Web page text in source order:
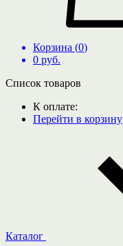
Корзина (0)
0 руб.
Список товаров
К оплате:
Перейти в корзину
Каталог